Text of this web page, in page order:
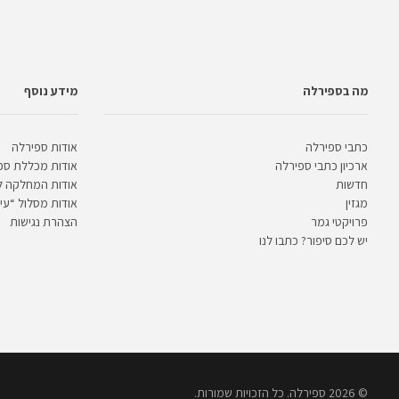
מידע נוסף
אודות ספירלה
אודות מכללת
אודות המחלקה
אודות מסלול
הצהרת נגישות
מה בספירלה
כתבי ספירלה
ארכיון כתבי ספירלה
חדשות
מגזין
פרויקטי גמר
יש לכם סיפור? כתבו לנו
© 2026 ספירלה. כל הזכויות שמורות.